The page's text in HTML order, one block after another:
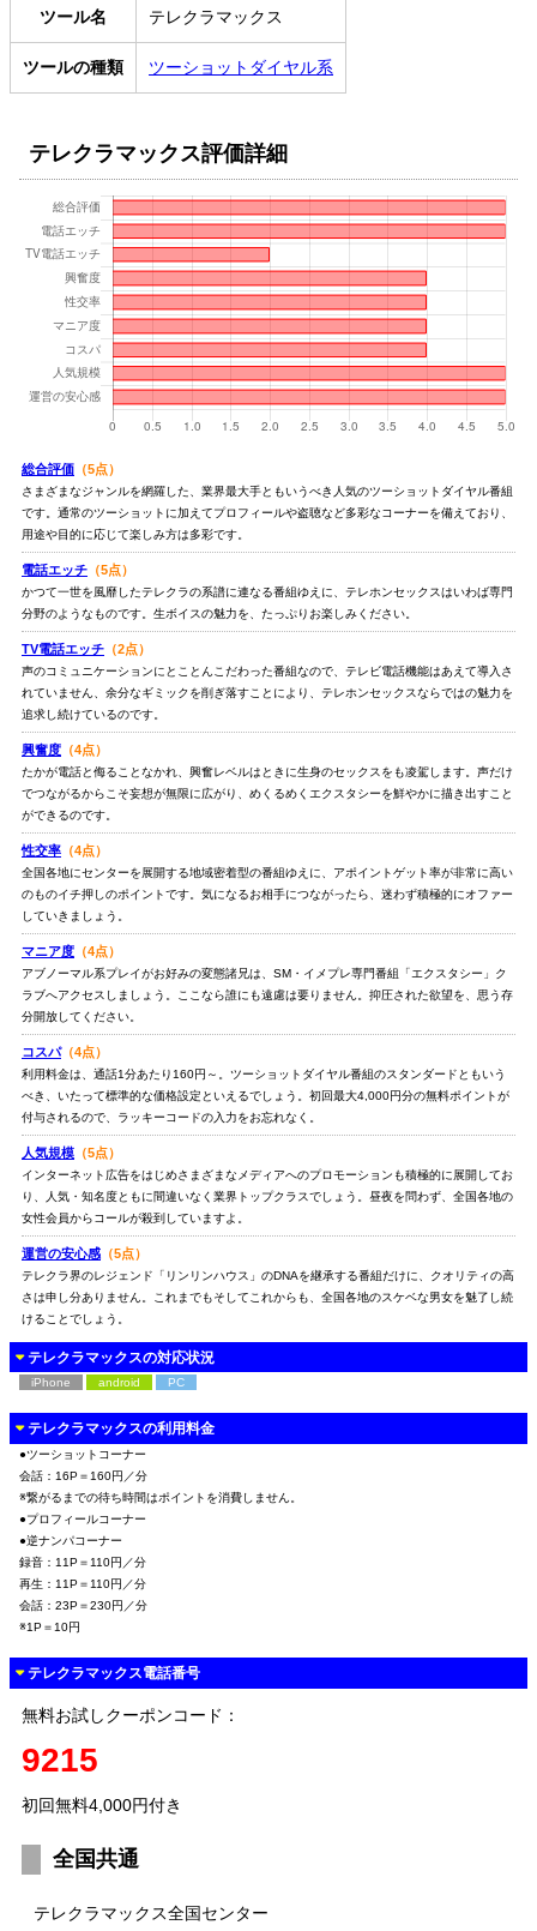
ツール名 テレクラマックス
ツールの種類 ツーショットダイヤル系
テレクラマックス評価詳細
総合評価 （5点）
さまざまなジャンルを網羅した、業界最大手ともいうべき人気のツーショットダイヤル番組
です。通常のツーショットに加えてプロフィールや盗聴など多彩なコーナーを備えており、
用途や目的に応じて楽しみ方は多彩です。
電話エッチ （5点）
かつて一世を風靡したテレクラの系譜に連なる番組ゆえに、テレホンセックスはいわば専門
分野のようなものです。生ボイスの魅力を、たっぷりお楽しみください。
TV電話エッチ （2点）
声のコミュニケーションにとことんこだわった番組なので、テレビ電話機能はあえて導入さ
れていません、余分なギミックを削ぎ落すことにより、テレホンセックスならではの魅力を
追求し続けているのです。
興奮度 （4点）
たかが電話と侮ることなかれ、興奮レベルはときに生身のセックスをも凌駕します。声だけ
でつながるからこそ妄想が無限に広がり、めくるめくエクスタシーを鮮やかに描き出すこと
ができるのです。
性交率 （4点）
全国各地にセンターを展開する地域密着型の番組ゆえに、アポイントゲット率が非常に高い
のものイチ押しのポイントです。気になるお相手につながったら、迷わず積極的にオファー
していきましょう。
マニア度 （4点）
アブノーマル系プレイがお好みの変態諸兄は、SM・イメプレ専門番組「エクスタシー」ク
ラブへアクセスしましょう。ここなら誰にも遠慮は要りません。抑圧された欲望を、思う存
分開放してください。
コスパ（4点）
利用料金は、通話1分あたり160円～。ツーショットダイヤル番組のスタンダードともいう
べき、いたって標準的な価格設定といえるでしょう。初回最大4,000円分の無料ポイントが
付与されるので、ラッキーコードの入力をお忘れなく。
人気規模 （5点）
インターネット広告をはじめさまざまなメディアへのプロモーションも積極的に展開してお
り、人気・知名度ともに間違いなく業界トップクラスでしょう。昼夜を問わず、全国各地の
女性会員からコールが殺到していますよ。
運営の安心感 （5点）
テレクラ界のレジェンド「リンリンハウス」のDNAを継承する番組だけに、クオリティの高
さは申し分ありません。これまでもそしてこれからも、全国各地のスケベな男女を魅了し続
けることでしょう。
テレクラマックスの対応状況
iPhone android PC
テレクラマックスの利用料金
●ツーショットコーナー
会話：16P＝160円／分
※繋がるまでの待ち時間はポイントを消費しません。
●プロフィールコーナー
●逆ナンパコーナー
録音：11P＝110円／分
再生：11P＝110円／分
会話：23P＝230円／分
※1P＝10円
テレクラマックス電話番号
無料お試しクーポンコード：
9215
初回無料4,000円付き
全国共通
テレクラマックス全国センター